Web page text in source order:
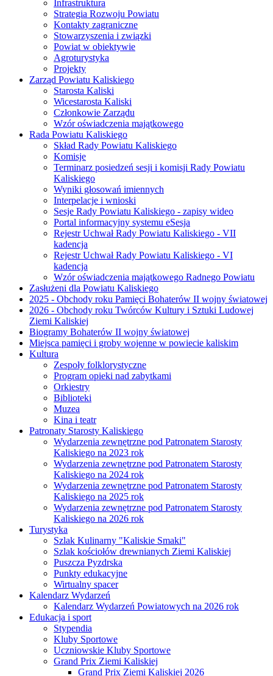
Infrastruktura
Strategia Rozwoju Powiatu
Kontakty zagraniczne
Stowarzyszenia i związki
Powiat w obiektywie
Agroturystyka
Projekty
Zarząd Powiatu Kaliskiego
Starosta Kaliski
Wicestarosta Kaliski
Członkowie Zarządu
Wzór oświadczenia majątkowego
Rada Powiatu Kaliskiego
Skład Rady Powiatu Kaliskiego
Komisje
Terminarz posiedzeń sesji i komisji Rady Powiatu
Kaliskiego
Wyniki głosowań imiennych
Interpelacje i wnioski
Sesje Rady Powiatu Kaliskiego - zapisy wideo
Portal informacyjny systemu eSesja
Rejestr Uchwał Rady Powiatu Kaliskiego - VII
kadencja
Rejestr Uchwał Rady Powiatu Kaliskiego - VI
kadencja
Wzór oświadczenia majątkowego Radnego Powiatu
Zasłużeni dla Powiatu Kaliskiego
2025 - Obchody roku Pamięci Bohaterów II wojny światowej
2026 - Obchody roku Twórców Kultury i Sztuki Ludowej
Ziemi Kaliskiej
Biogramy Bohaterów II wojny światowej
Miejsca pamięci i groby wojenne w powiecie kaliskim
Kultura
Zespoły folklorystyczne
Program opieki nad zabytkami
Orkiestry
Biblioteki
Muzea
Kina i teatr
Patronaty Starosty Kaliskiego
Wydarzenia zewnętrzne pod Patronatem Starosty
Kaliskiego na 2023 rok
Wydarzenia zewnętrzne pod Patronatem Starosty
Kaliskiego na 2024 rok
Wydarzenia zewnętrzne pod Patronatem Starosty
Kaliskiego na 2025 rok
Wydarzenia zewnętrzne pod Patronatem Starosty
Kaliskiego na 2026 rok
Turystyka
Szlak Kulinarny "Kaliskie Smaki"
Szlak kościołów drewnianych Ziemi Kaliskiej
Puszcza Pyzdrska
Punkty edukacyjne
Wirtualny spacer
Kalendarz Wydarzeń
Kalendarz Wydarzeń Powiatowych na 2026 rok
Edukacja i sport
Stypendia
Kluby Sportowe
Uczniowskie Kluby Sportowe
Grand Prix Ziemi Kaliskiej
Grand Prix Ziemi Kaliskiej 2026